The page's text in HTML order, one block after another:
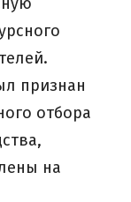
признан
отбора
на